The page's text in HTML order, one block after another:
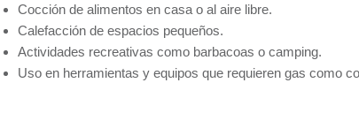
Cocción de alimentos en casa o al aire libre.
Calefacción de espacios pequeños.
Actividades recreativas como barbacoas o camping.
Uso en herramientas y equipos que requieren gas como